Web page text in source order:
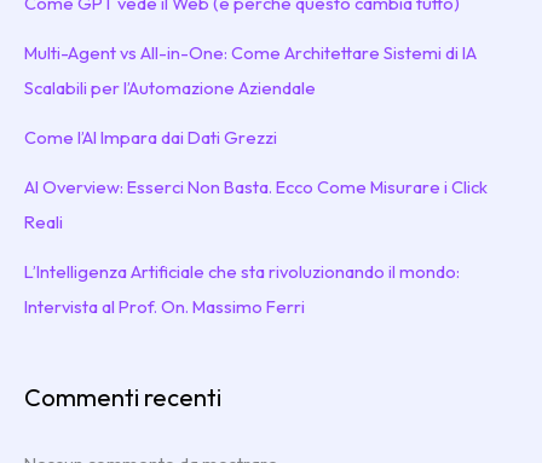
Multi-Agent vs All-in-One: Come Architettare Sistemi di IA
Scalabili per l’Automazione Aziendale
Come l’AI Impara dai Dati Grezzi
AI Overview: Esserci Non Basta. Ecco Come Misurare i Click
Reali
L’Intelligenza Artificiale che sta rivoluzionando il mondo:
Intervista al Prof. On. Massimo Ferri
Commenti recenti